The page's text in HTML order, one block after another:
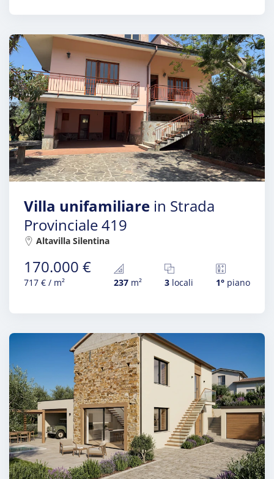
Villa unifamiliare in Strada
Provinciale 419
Altavilla Silentina
170.000 €
717 € / m² 237 m² 3 locali 1° piano